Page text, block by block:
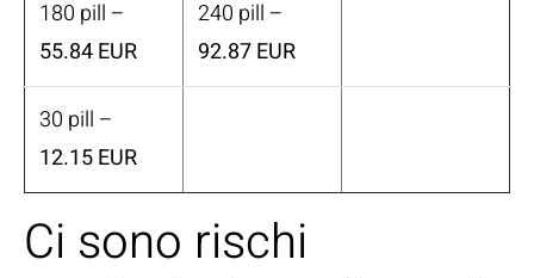
180 pill –
55.84 EUR
240 pill –
92.87 EUR
30 pill –
12.15 EUR
Ci sono rischi